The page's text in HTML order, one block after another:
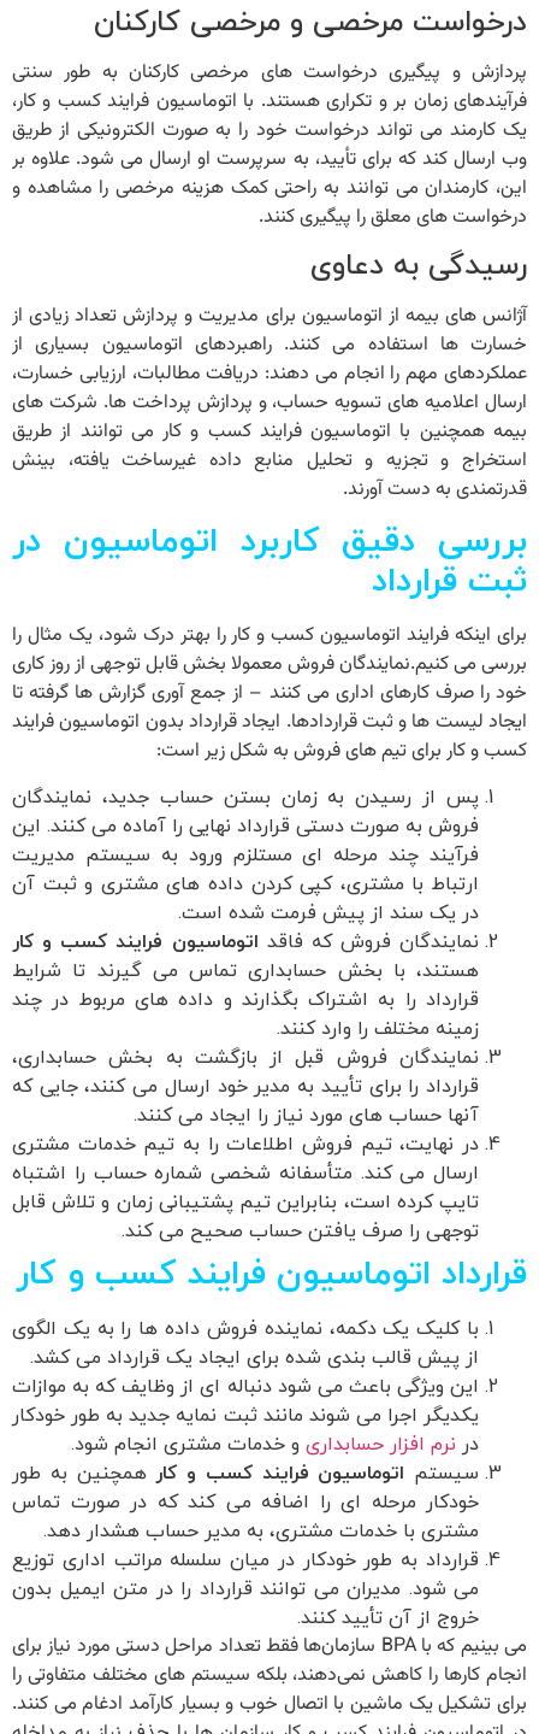
درخواست مرخصی و مرخصی کارکنان
پردازش و پیگیری درخواست ‌های مرخصی کارکنان به طور سنتی
فرآیندهای زمان ‌بر و تکراری هستند. با اتوماسیون فرایند کسب و کار،
یک کارمند می تواند درخواست خود را به صورت الکترونیکی از طریق
وب ارسال کند که برای تأیید، به سرپرست او ارسال می شود. علاوه بر
این، کارمندان می توانند به راحتی کمک هزینه مرخصی را مشاهده و
درخواست های معلق را پیگیری کنند.
رسیدگی به دعاوی
آژانس های بیمه از اتوماسیون برای مدیریت و پردازش تعداد زیادی از
خسارت ها استفاده می کنند. راهبردهای اتوماسیون بسیاری از
عملکردهای مهم را انجام می دهند: دریافت مطالبات، ارزیابی خسارت،
ارسال اعلامیه های تسویه حساب، و پردازش پرداخت ها. شرکت‌ های
بیمه همچنین با اتوماسیون فرایند کسب و کارمی ‌توانند از طریق
استخراج و تجزیه و تحلیل منابع داده غیرساخت ‌یافته، بینش
قدرتمندی به دست آورند.
بررسی دقیق کاربرد اتوماسیون در
ثبت قرارداد
برای اینکه فرایند اتوماسیون کسب و کار را بهتر درک شود، یک مثال را
بررسی می کنیم.نمایندگان فروش معمولا بخش قابل توجهی از روز کاری
خود را صرف کارهای اداری می کنند – از جمع آوری گزارش ها گرفته تا
ایجاد لیست ها و ثبت قراردادها. ایجاد قرارداد بدون اتوماسیون فرایند
کسب و کار برای تیم های فروش به شکل زیر است:
پس از رسیدن به زمان بستن حساب جدید، نمایندگان
فروش به صورت دستی قرارداد نهایی را آماده می کنند. این
فرآیند چند مرحله ای مستلزم ورود به سیستم مدیریت
ارتباط با مشتری، کپی کردن داده های مشتری و ثبت آن
در یک سند از پیش فرمت شده است.
نمایندگان فروش که فاقد اتوماسیون فرایند کسب و کار
هستند، با بخش حسابداری تماس می گیرند تا شرایط
قرارداد را به اشتراک بگذارند و داده های مربوط در چند
زمینه مختلف را وارد کنند.
نمایندگان فروش قبل از بازگشت به بخش حسابداری،
قرارداد را برای تأیید به مدیر خود ارسال می کنند، جایی که
آنها حساب های مورد نیاز را ایجاد می کنند.
در نهایت، تیم فروش اطلاعات را به تیم خدمات مشتری
ارسال می کند. متأسفانه شخصی شماره حساب را اشتباه
تایپ کرده است، بنابراین تیم پشتیبانی زمان و تلاش قابل
توجهی را صرف یافتن حساب صحیح می کند.
قرارداد اتوماسیون فرایند کسب و کار
با کلیک یک دکمه، نماینده فروش داده ها را به یک الگوی
از پیش قالب بندی شده برای ایجاد یک قرارداد می کشد.
این ویژگی باعث می شود دنباله ای از وظایف که به موازات
یکدیگر اجرا می شوند مانند ثبت نمایه جدید به طور خودکار
در نرم افزار حسابداری و خدمات مشتری انجام شود.
سیستم اتوماسیون فرایند کسب و کار همچنین به طور
خودکار مرحله ای را اضافه می کند که در صورت تماس
مشتری با خدمات مشتری، به مدیر حساب هشدار دهد.
قرارداد به طور خودکار در میان سلسله مراتب اداری توزیع
می شود. مدیران می توانند قرارداد را در متن ایمیل بدون
خروج از آن تأیید کنند.
می بینیم که با BPA سازمان‌ها فقط تعداد مراحل دستی مورد نیاز برای
انجام کارها را کاهش نمی‌دهند، بلکه سیستم ‌های مختلف متفاوتی را
برای تشکیل یک ماشین با اتصال خوب و بسیار کارآمد ادغام می‌ کنند.